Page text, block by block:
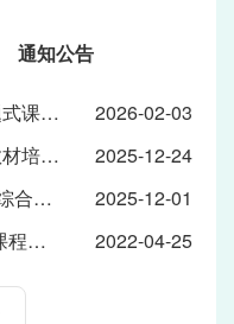
通知公告
【资讯】江苏省初中数学主题式课程教研暨苏科版初中数学八年级下册新教材培训活动圆满举办
2026-02-03
【资讯】苏科版初中数学新教材培训与回访活动在淮安市成功举办
2025-12-24
【云教研】“凤凰微研”跨学科综合与实践教学研讨活动回顾
2025-12-01
【课标】初中数学新旧课标“课程内容”的比较
2022-04-25